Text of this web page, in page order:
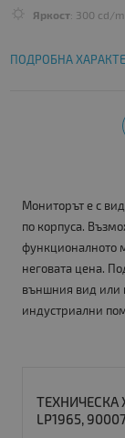
Яркост: 300 cd/
ПОДРОБНА
Мониторът е с
по корпуса.
функционалното
неговата цена.
външния вид или
индустриални
ТЕХНИЧЕСКА
LP1965,